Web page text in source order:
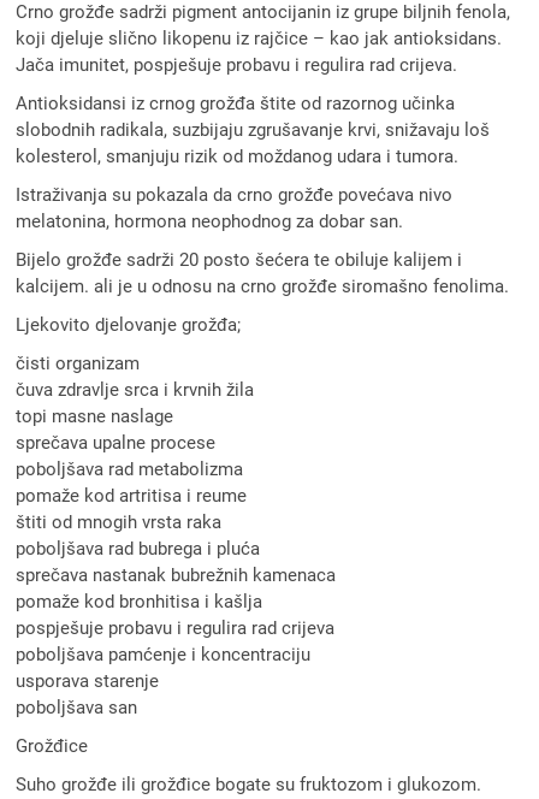
Crno grožđe sadrži pigment antocijanin iz grupe biljnih fenola,
koji djeluje slično likopenu iz rajčice – kao jak antioksidans.
Jača imunitet, pospješuje probavu i regulira rad crijeva.
Antioksidansi iz crnog grožđa štite od razornog učinka
slobodnih radikala, suzbijaju zgrušavanje krvi, snižavaju loš
kolesterol, smanjuju rizik od moždanog udara i tumora.
Istraživanja su pokazala da crno grožđe povećava nivo
melatonina, hormona neophodnog za dobar san.
Bijelo grožđe sadrži 20 posto šećera te obiluje kalijem i
kalcijem. ali je u odnosu na crno grožđe siromašno fenolima.
Ljekovito djelovanje grožđa;
čisti organizam
čuva zdravlje srca i krvnih žila
topi masne naslage
sprečava upalne procese
poboljšava rad metabolizma
pomaže kod artritisa i reume
štiti od mnogih vrsta raka
poboljšava rad bubrega i pluća
sprečava nastanak bubrežnih kamenaca
pomaže kod bronhitisa i kašlja
pospješuje probavu i regulira rad crijeva
poboljšava pamćenje i koncentraciju
usporava starenje
poboljšava san
Grožđice
Suho grožđe ili grožđice bogate su fruktozom i glukozom.